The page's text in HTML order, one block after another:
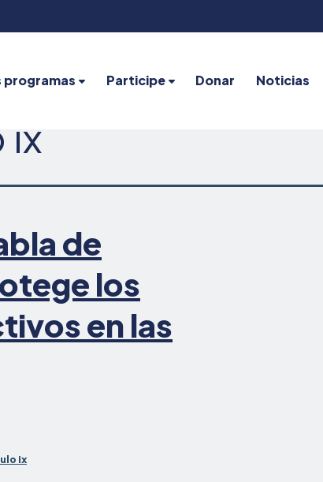
programas Participe Donar Noticias
ix
de
los
en las
ix